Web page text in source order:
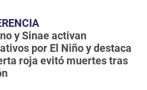
y Sinae activan
por El Niño y destaca
roja evitó muertes tras